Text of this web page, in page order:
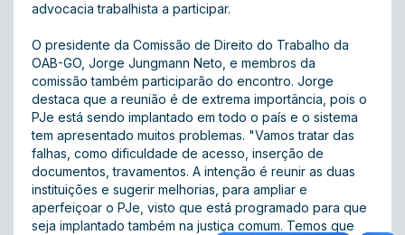
advocacia trabalhista a participar.
O presidente da Comissão de Direito do Trabalho da
OAB-GO, Jorge Jungmann Neto, e membros da
comissão também participarão do encontro. Jorge
destaca que a reunião é de extrema importância, pois o
PJe está sendo implantado em todo o país e o sistema
tem apresentado muitos problemas. "Vamos tratar das
falhas, como dificuldade de acesso, inserção de
documentos, travamentos. A intenção é reunir as duas
instituições e sugerir melhorias, para ampliar e
aperfeiçoar o PJe, visto que está programado para que
seja implantado também na justiça comum. Temos que